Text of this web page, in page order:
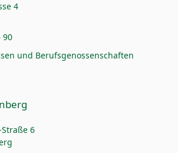
4
90
und Berufsgenossenschaften
6